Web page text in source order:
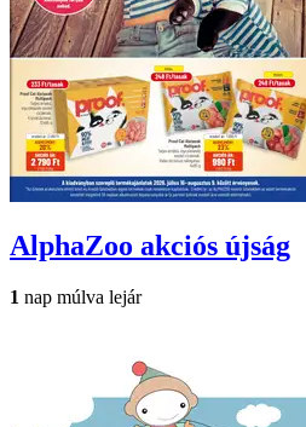
AlphaZoo akciós újság
1 nap múlva lejár